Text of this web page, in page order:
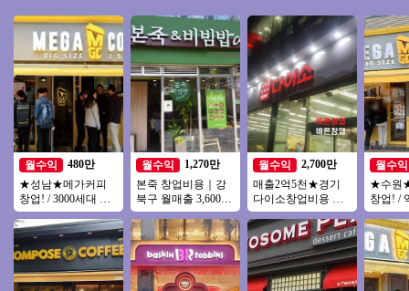
월수익
480만
★성남★메가커피
창업! / 3000세대 이
상 아파트단지 배후
세대 / 낮은 투자금액
월수익
1,270만
본죽 창업비용｜강
북구 월매출 3,600만
원, 권리금 1억 5천
양도양수
월수익
2,700만
매출2억5천★경기
다이소창업비용 ★
월수익2700만▶다이
소 인수하세요
월수익
★수원
창업! /
대로변
한 유동
치